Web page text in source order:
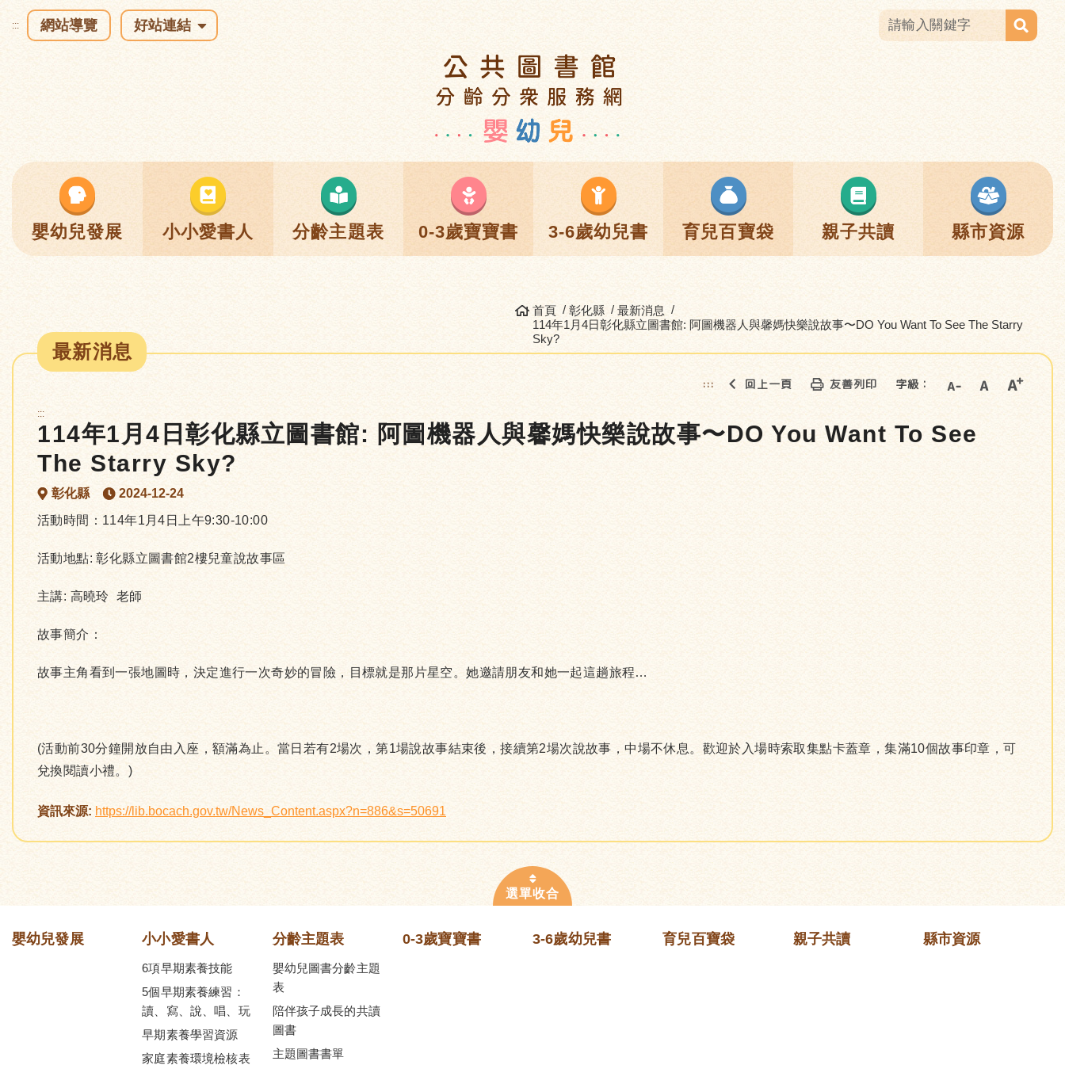
::: 網站導覽 好站連結
嬰幼兒發展 小小愛書人 分齡主題表 0-3歲寶寶書 3-6歲幼兒書 育兒百寶袋 親子共讀 縣市資源
首頁 彰化縣
最新消息
114年1月4日彰化縣立圖書館: 阿圖機器人與馨媽快樂說故事〜DO You Want To See The Starry
Sky?
最新消息
::: 回上一頁 友善列印 字級：
:::
114年1月4日彰化縣立圖書館: 阿圖機器人與馨媽快樂說故事〜DO You Want To See
The Starry Sky?
彰化縣
2024-12-24
活動時間：114年1月4日上午9:30-10:00
活動地點: 彰化縣立圖書館2樓兒童說故事區
主講: 高曉玲 老師
故事簡介：
故事主角看到一張地圖時，決定進行一次奇妙的冒險，目標就是那片星空。她邀請朋友和她一起這趟旅程…
(活動前30分鐘開放自由入座，額滿為止。當日若有2場次，第1場說故事結束後，接續第2場次說故事，中場不休息。歡迎於入場時索取集點卡蓋章，集滿10個故事印章，可
兌換閱讀小禮。)
資訊來源: https://lib.bocach.gov.tw/News_Content.aspx?n=886&s=50691
嬰幼兒發展 小小愛書人
6項早期素養技能
5個早期素養練習：
讀、寫、說、唱、玩
早期素養學習資源
家庭素養環境檢核表
分齡主題表
嬰幼兒圖書分齡主題
表
陪伴孩子成長的共讀
圖書
主題圖書書單
0-3歲寶寶書 3-6歲幼兒書 育兒百寶袋 親子共讀 縣市資源